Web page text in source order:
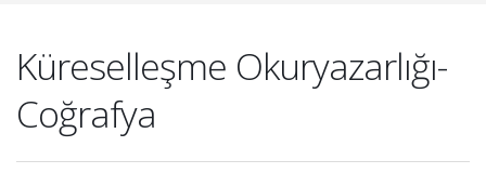
Küreselleşme Okuryazarlığı-
Coğrafya